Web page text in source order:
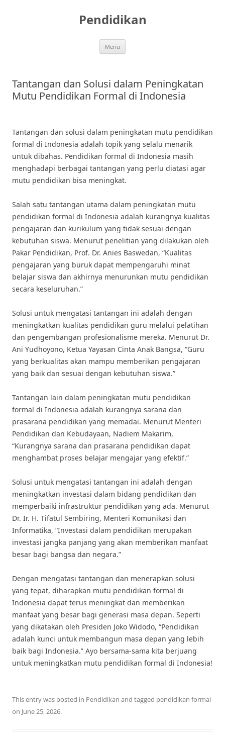
Pendidikan
Menu
Tantangan dan Solusi dalam Peningkatan
Mutu Pendidikan Formal di Indonesia
Tantangan dan solusi dalam peningkatan mutu pendidikan
formal di Indonesia adalah topik yang selalu menarik
untuk dibahas. Pendidikan formal di Indonesia masih
menghadapi berbagai tantangan yang perlu diatasi agar
mutu pendidikan bisa meningkat.
Salah satu tantangan utama dalam peningkatan mutu
pendidikan formal di Indonesia adalah kurangnya kualitas
pengajaran dan kurikulum yang tidak sesuai dengan
kebutuhan siswa. Menurut penelitian yang dilakukan oleh
Pakar Pendidikan, Prof. Dr. Anies Baswedan, “Kualitas
pengajaran yang buruk dapat mempengaruhi minat
belajar siswa dan akhirnya menurunkan mutu pendidikan
secara keseluruhan.”
Solusi untuk mengatasi tantangan ini adalah dengan
meningkatkan kualitas pendidikan guru melalui pelatihan
dan pengembangan profesionalisme mereka. Menurut Dr.
Ani Yudhoyono, Ketua Yayasan Cinta Anak Bangsa, “Guru
yang berkualitas akan mampu memberikan pengajaran
yang baik dan sesuai dengan kebutuhan siswa.”
Tantangan lain dalam peningkatan mutu pendidikan
formal di Indonesia adalah kurangnya sarana dan
prasarana pendidikan yang memadai. Menurut Menteri
Pendidikan dan Kebudayaan, Nadiem Makarim,
“Kurangnya sarana dan prasarana pendidikan dapat
menghambat proses belajar mengajar yang efektif.”
Solusi untuk mengatasi tantangan ini adalah dengan
meningkatkan investasi dalam bidang pendidikan dan
memperbaiki infrastruktur pendidikan yang ada. Menurut
Dr. Ir. H. Tifatul Sembiring, Menteri Komunikasi dan
Informatika, “Investasi dalam pendidikan merupakan
investasi jangka panjang yang akan memberikan manfaat
besar bagi bangsa dan negara.”
Dengan mengatasi tantangan dan menerapkan solusi
yang tepat, diharapkan mutu pendidikan formal di
Indonesia dapat terus meningkat dan memberikan
manfaat yang besar bagi generasi masa depan. Seperti
yang dikatakan oleh Presiden Joko Widodo, “Pendidikan
adalah kunci untuk membangun masa depan yang lebih
baik bagi Indonesia.” Ayo bersama-sama kita berjuang
untuk meningkatkan mutu pendidikan formal di Indonesia!
This entry was posted in Pendidikan and tagged pendidikan formal
on June 25, 2026.